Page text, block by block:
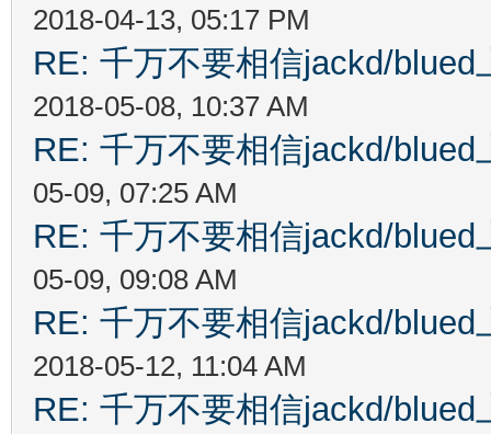
2018-04-13, 05:17 PM
RE: 千万不要相信jackd/
2018-05-08, 10:37 AM
RE: 千万不要相信jackd/
05-09, 07:25 AM
RE: 千万不要相信jackd/
05-09, 09:08 AM
RE: 千万不要相信jackd/
2018-05-12, 11:04 AM
RE: 千万不要相信jackd/